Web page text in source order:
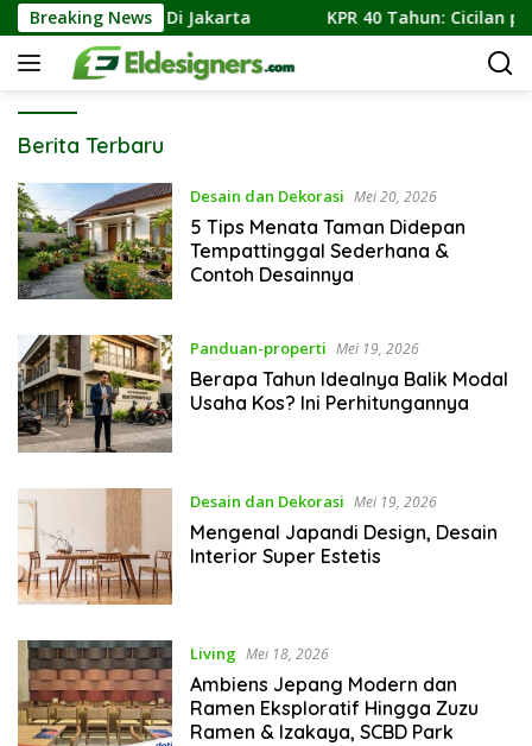
Langsung
ke
konten
Breaking News
Dunia Di Jakarta KPR 40 Tahun: Cicilan per
Elde
Berita Terbaru
Desain dan Dekorasi Mei 20, 2026
5 Tips Menata Taman Didepan
Tempattinggal Sederhana &
Contoh Desainnya
Panduan-properti Mei 19, 2026
Berapa Tahun Idealnya Balik Modal
Usaha Kos? Ini Perhitungannya
Desain dan Dekorasi Mei 19, 2026
Mengenal Japandi Design, Desain
Interior Super Estetis
Living Mei 18, 2026
Ambiens Jepang Modern dan
Ramen Eksploratif Hingga Zuzu
Ramen & Izakaya, SCBD Park